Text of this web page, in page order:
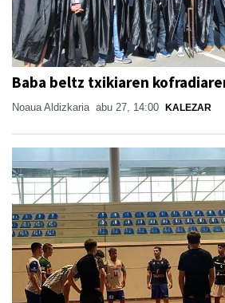
Baba beltz txikiaren
Noaua Aldizkaria abu 27, 14:00 KALEZAR